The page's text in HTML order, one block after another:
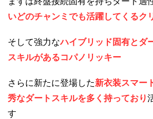
いどのチャンミでも活躍してくるク
そして強力なハイブリッド固有とダ
スキルがあるコパノリッキー
さらに新たに登場した新衣装スマー
秀なダートスキルを多く持っており
す